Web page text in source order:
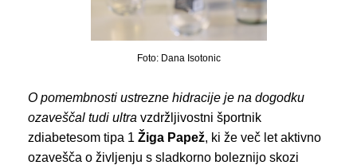
Foto: Dana Isotonic
O pomembnosti ustrezne hidracije je na dogodku
ozaveščal tudi ultra vzdržljivostni športnik
zdiabetesom tipa 1 Žiga Papež, ki že več let aktivno
ozavešča o življenju s sladkorno boleznijo skozi